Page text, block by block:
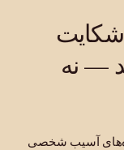
شکایت
— نه
آسیب شخصی